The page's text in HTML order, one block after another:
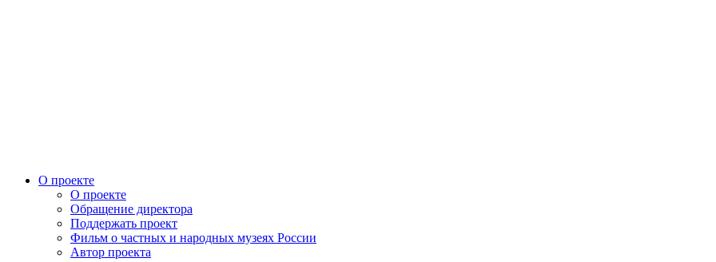
О проекте
О проекте
Обращение директора
Поддержать проект
Фильм о частных и народных музеях России
Автор проекта